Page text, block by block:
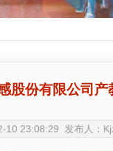
股份有限公司产
10 23:08:29 发布人：